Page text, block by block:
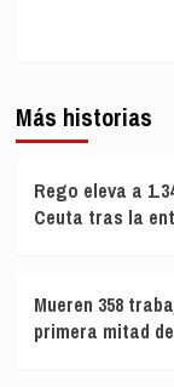
Más historias
Rego eleva a
Ceuta tras la
Mueren 358
primera mitad